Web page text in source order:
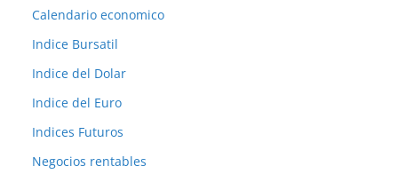
Calendario economico
Indice Bursatil
Indice del Dolar
Indice del Euro
Indices Futuros
Negocios rentables